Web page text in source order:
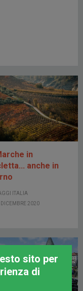
in
anche in
ITALIA
DICEMBRE 2020
sito per
di